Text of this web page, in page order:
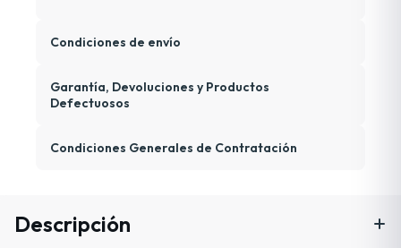
Condiciones de envío
Garantía, Devoluciones y Productos
Defectuosos
Condiciones Generales de Contratación
Descripción